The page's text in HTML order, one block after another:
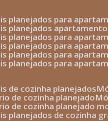
planejados para
planejados
planejados para
planejados para
planejados para
planejados para
de cozinha planejados
de cozinha planejado
de cozinha planejado
planejados de cozinha